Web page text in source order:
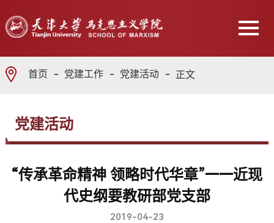
首页 党建工作 党建活动 正文
党建活动
“传承革命精神 领略时代华章”——近现
代史纲要教研部党支部
2019-04-23